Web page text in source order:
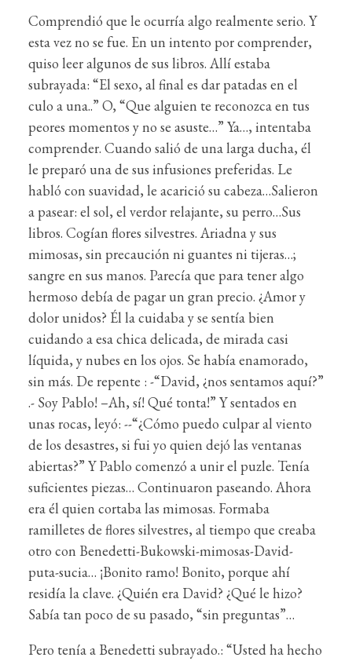
Comprendió que le ocurría algo realmente serio. Y
esta vez no se fue. En un intento por comprender,
quiso leer algunos de sus libros. Allí estaba
subrayada: “El sexo, al final es dar patadas en el
culo a una..” O, “Que alguien te reconozca en tus
peores momentos y no se asuste…” Ya…, intentaba
comprender. Cuando salió de una larga ducha, él
le preparó una de sus infusiones preferidas. Le
habló con suavidad, le acarició su cabeza…Salieron
a pasear: el sol, el verdor relajante, su perro…Sus
libros. Cogían flores silvestres. Ariadna y sus
mimosas, sin precaución ni guantes ni tijeras…;
sangre en sus manos. Parecía que para tener algo
hermoso debía de pagar un gran precio. ¿Amor y
dolor unidos? Él la cuidaba y se sentía bien
cuidando a esa chica delicada, de mirada casi
líquida, y nubes en los ojos. Se había enamorado,
sin más. De repente : -“David, ¿nos sentamos aquí?”
.- Soy Pablo! –Ah, sí! Qué tonta!” Y sentados en
unas rocas, leyó: --“¿Cómo puedo culpar al viento
de los desastres, si fui yo quien dejó las ventanas
abiertas?” Y Pablo comenzó a unir el puzle. Tenía
suficientes piezas… Continuaron paseando. Ahora
era él quien cortaba las mimosas. Formaba
ramilletes de flores silvestres, al tiempo que creaba
otro con Benedetti-Bukowski-mimosas-David-
puta-sucia… ¡Bonito ramo! Bonito, porque ahí
residía la clave. ¿Quién era David? ¿Qué le hizo?
Sabía tan poco de su pasado, “sin preguntas”…
Pero tenía a Benedetti subrayado.: “Usted ha hecho